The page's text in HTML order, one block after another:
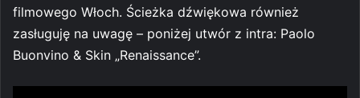
filmowego Włoch. Ścieżka dźwiękowa również
zasługuję na uwagę – poniżej utwór z intra: Paolo
Buonvino & Skin „Renaissance”.